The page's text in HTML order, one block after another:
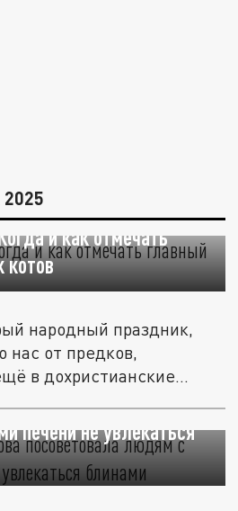
и как отмечать
котов
народный праздник,
от предков,
в дохристианские...
посоветовала
печени не увлекаться